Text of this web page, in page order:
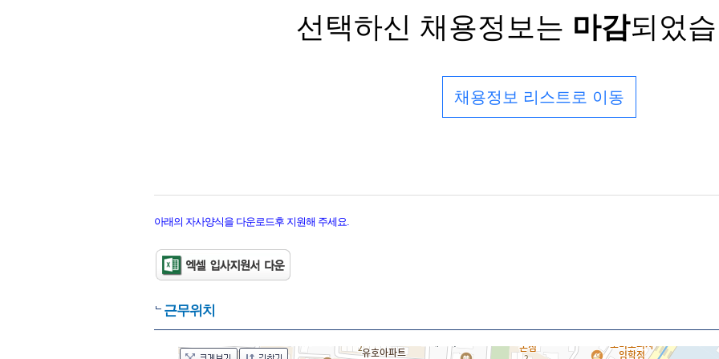
선택하신 채용정보는 마감되었
채용정보 리스트로 이동
아래의 자사양식을 다운로드후 지원해 주세요.
근무위치